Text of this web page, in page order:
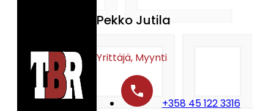
Pekko Jutila
Yrittäjä, Myynti
+358 45 122 3316